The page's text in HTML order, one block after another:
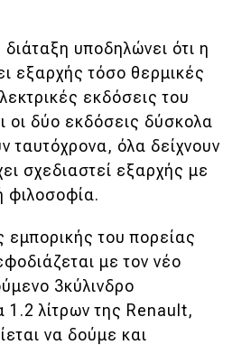
υποδηλώνει ότι η
εξαρχής τόσο θερμικές
εκδόσεις του
οι δύο εκδόσεις δύσκολα
ταυτόχρονα, όλα δείχνουν
σχεδιαστεί εξαρχής με
φιλοσοφία.
εμπορικής του πορείας
με τον νέο
3κύλινδρο
1.2 λίτρων της Renault,
να δούμε και